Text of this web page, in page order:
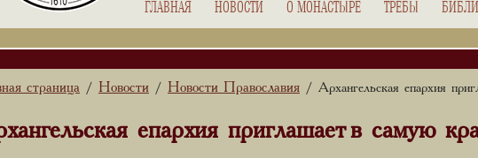
ГЛАВНАЯ НОВОСТИ О МОНАСТЫРЕ ТРЕБЫ
страница / Новости / Новости Православия / Архангельская епархия
епархия приглашает в самую